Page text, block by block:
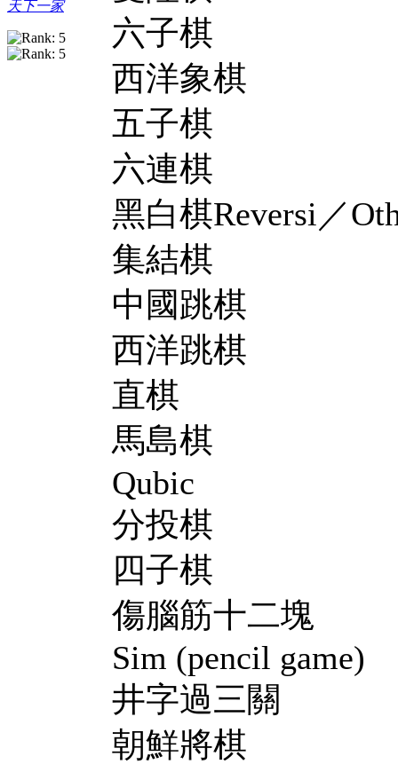
天下一家
六子棋
西洋象棋
五子棋
六連棋
黑白棋Reversi／
集結棋
中國跳棋
西洋跳棋
直棋
馬島棋
Qubic
分投棋
四子棋
傷腦筋十二塊
Sim (pencil game)
井字過三關
朝鮮將棋